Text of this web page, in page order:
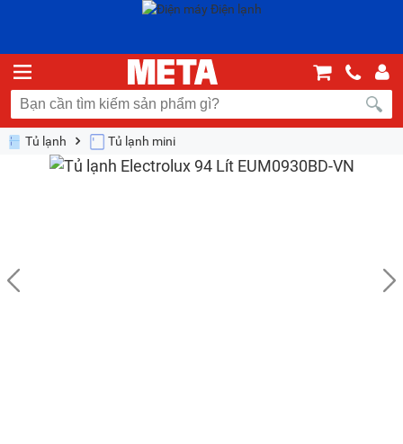
Tủ lạnh Tủ lạnh mini